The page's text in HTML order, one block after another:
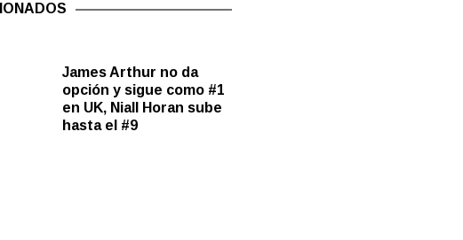
James Arthur no da
opción y sigue como #1
en UK, Niall Horan sube
hasta el #9